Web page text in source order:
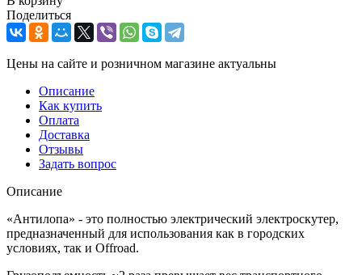
Поделиться
Цены на сайте и розничном магазине актуальны
Описание
Как купить
Оплата
Доставка
Отзывы
Задать вопрос
Описание
«Антилопа» - это полностью электрический электроскутер,
предназначенный для использования как в городских
условиях, так и Offroad.